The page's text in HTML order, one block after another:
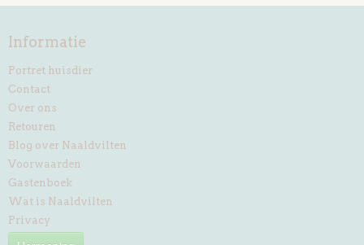
Informatie
Portret huisdier
Contact
Over ons
Retouren
Blog over Naaldvilten
Voorwaarden
Gastenboek
Wat is Naaldvilten
Privacy